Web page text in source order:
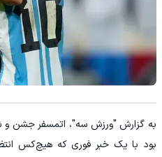
به گزارش "ورزش سه"، اتمسفر جشن و
بود با یک خبر فوری که هیچ‌کس